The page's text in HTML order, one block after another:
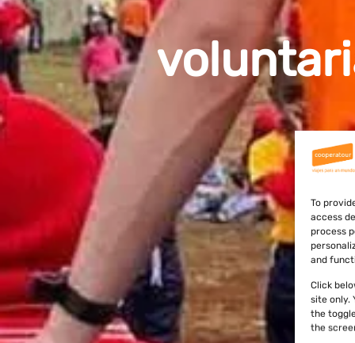
To
access
process
and
Click
site only.
the
the